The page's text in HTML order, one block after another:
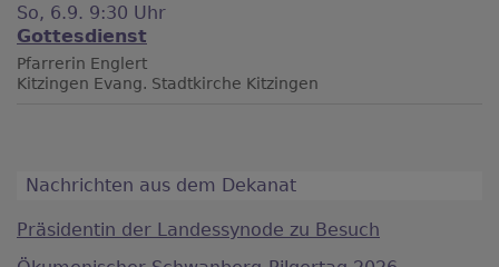
So, 6.9. 9:30 Uhr
Gottesdienst
Pfarrerin Englert
Kitzingen Evang. Stadtkirche Kitzingen
Nachrichten aus dem Dekanat
Präsidentin der Landessynode zu Besuch